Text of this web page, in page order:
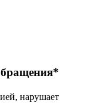
нарушает